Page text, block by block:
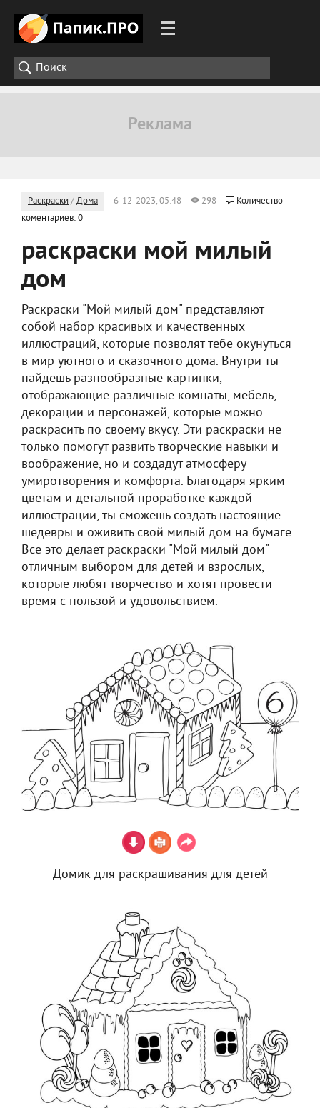
Раскраски /Дома 6-12-2023, 05:48 298
Количество
коментариев: 0
раскраски мой милый
дом
Раскраски "Мой милый дом" представляют
собой набор красивых и качественных
иллюстраций, которые позволят тебе окунуться
в мир уютного и сказочного дома. Внутри ты
найдешь разнообразные картинки,
отображающие различные комнаты, мебель,
декорации и персонажей, которые можно
раскрасить по своему вкусу. Эти раскраски не
только помогут развить творческие навыки и
воображение, но и создадут атмосферу
умиротворения и комфорта. Благодаря ярким
цветам и детальной проработке каждой
иллюстрации, ты сможешь создать настоящие
шедевры и оживить свой милый дом на бумаге.
Все это делает раскраски "Мой милый дом"
отличным выбором для детей и взрослых,
которые любят творчество и хотят провести
время с пользой и удовольствием.
Домик для раскрашивания для детей